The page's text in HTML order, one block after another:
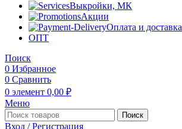
Выкройки, МК
Акции
Оплата и доставка
ОПТ
Поиск
0 Избранное
0 Сравнить
0 элемент 0,00 ₽
Меню
Поиск
Вход / Регистрация